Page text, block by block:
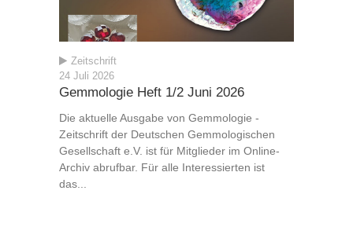
Zeitschrift
24 Juli 2026
Gemmologie Heft 1/2 Juni 2026
Die aktuelle Ausgabe von Gemmologie -
Zeitschrift der Deutschen Gemmologischen
Gesellschaft e.V. ist für Mitglieder im Online-
Archiv abrufbar. Für alle Interessierten ist
das...